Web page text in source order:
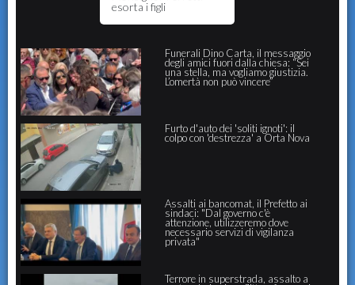
esorta i figli
Funerali Dino Carta, il messaggio
degli amici fuori dalla chiesa: “Sei
una stella, ma vogliamo giustizia.
L’omertà non può vincere”
Furto d'auto dei 'soliti ignoti': il
colpo con 'destrezza' a Orta Nova
Assalti ai bancomat, il Prefetto ai
sindaci: "Dal governo c'è
attenzione, utilizzeremo dove
necessario servizi di vigilanza
privata"
Terrore in superstrada, assalto a